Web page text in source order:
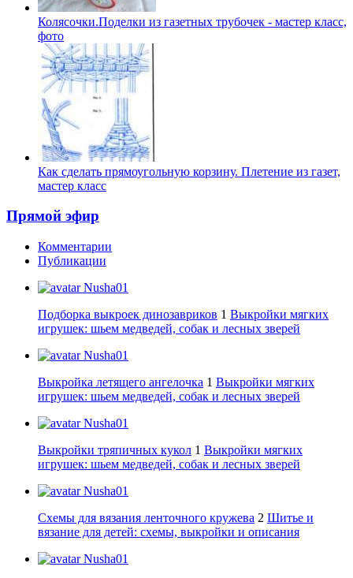
Колясочки.Поделки из газетных трубочек - мастер класс,
фото
Как сделать прямоугольную корзину. Плетение из газет,
мастер класс
Прямой эфир
Комментарии
Публикации
Nusha01
Подборка выкроек динозавриков 1 Выкройки мягких
игрушек: шьем медведей, собак и лесных зверей
Nusha01
Выкройка летящего ангелочка 1 Выкройки мягких
игрушек: шьем медведей, собак и лесных зверей
Nusha01
Выкройки тряпичных кукол 1 Выкройки мягких
игрушек: шьем медведей, собак и лесных зверей
Nusha01
Схемы для вязания ленточного кружева 2 Шитье и
вязание для детей: схемы, выкройки и описания
Nusha01